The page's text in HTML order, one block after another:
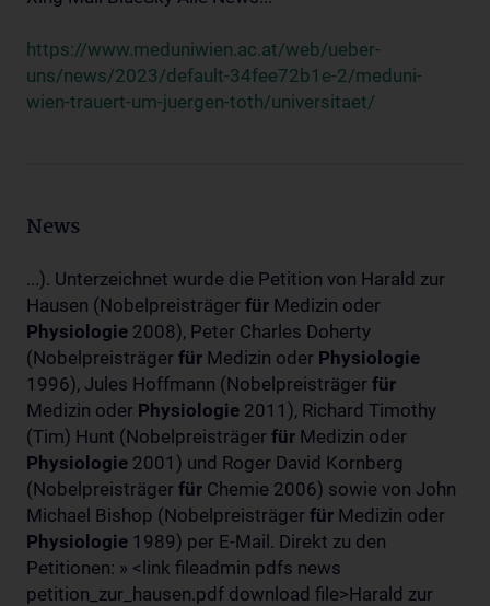
https://www.meduniwien.ac.at/web/ueber-
uns/news/2023/default-34fee72b1e-2/meduni-
wien-trauert-um-juergen-toth/universitaet/
News
...). Unterzeichnet wurde die Petition von Harald zur
Hausen (Nobelpreisträger für Medizin oder
Physiologie 2008), Peter Charles Doherty
(Nobelpreisträger für Medizin oder Physiologie
1996), Jules Hoffmann (Nobelpreisträger für
Medizin oder Physiologie 2011), Richard Timothy
(Tim) Hunt (Nobelpreisträger für Medizin oder
Physiologie 2001) und Roger David Kornberg
(Nobelpreisträger für Chemie 2006) sowie von John
Michael Bishop (Nobelpreisträger für Medizin oder
Physiologie 1989) per E-Mail. Direkt zu den
Petitionen: » <link fileadmin pdfs news
petition_zur_hausen.pdf download file>Harald zur